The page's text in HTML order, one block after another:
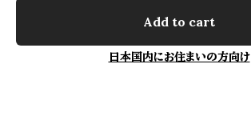
Add to cart
日本国内にお住まいの方向け